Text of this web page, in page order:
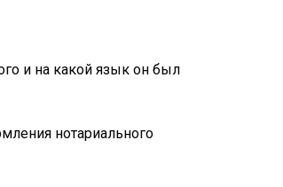
и на какой язык он был
нотариального